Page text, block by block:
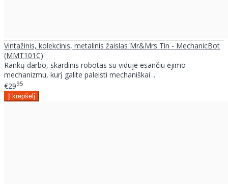
Vintažinis, kolekcinis, metalinis žaislas Mr&Mrs Tin - MechanicBot
(MMT101C)
Rankų darbo, skardinis robotas su viduje esančiu ėjimo
mechanizmu, kurį galite paleisti mechaniškai ..
€2995